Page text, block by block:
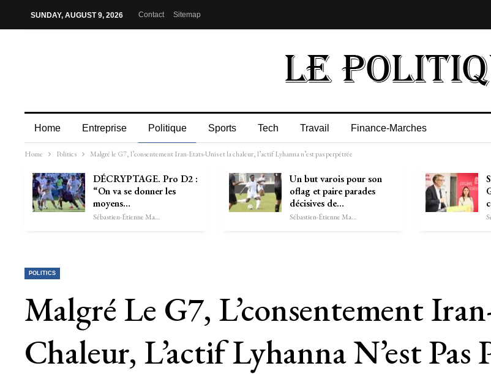
SUNDAY, AUGUST 9, 2026 Contact Sitemap
Home Entreprise Politique Sports Tech Travail Finance-Marches
Home Politics Malgré le G7, l’consentement Iran-Etats-Unis et la chaleur, l’actif Lyhanna n’est pas perpétrée
DÉCRYPTAGE. Pro D2 :
“On va se donner les
moyens…
Sébastien-Étienne Marechal
Un but varois pour son
oflag et paire parades
décisives de…
Sébastien-Étienne Marechal
POLITICS
Malgré Le G7, L’consentement
Chaleur, L’actif Lyhanna N’est Pas